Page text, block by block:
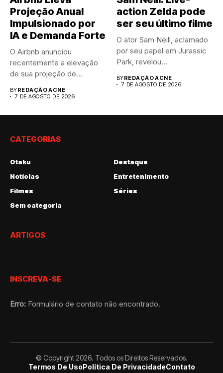
Projeção Anual
Impulsionado por
IA e Demanda Forte
O Airbnb anunciou
recentemente a elevação
de sua projeção de
BYREDAÇÃO ACNE
7 DE AGOSTO DE 2026
action Zelda pode
ser seu último filme
O ator Sam Neill, aclamado
por seu papel em Jurassic
Park, revelou...
BYREDAÇÃO ACNE
7 DE AGOSTO DE 2026
CATEGORIAS
Otaku
Destaque
Notícias
Entretenimento
Filmes
Séries
Sem categoria
ARTIGOS
INSCREVA-SE
Erro: Formulário de contato não encontrado.
© Copyright 2026. Todos os Direitos Reservados.
Termos De UsoPolítica De PrivacidadeContato